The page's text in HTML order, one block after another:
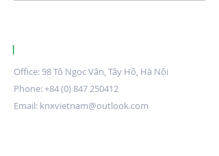
|
Office: 98 Tô Ngọc Vân, Tây Hồ, Hà Nội
Phone:+84 (0) 847 250412
Email: knxvietnam@outlook.com